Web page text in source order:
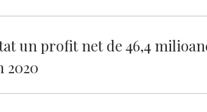
un profit net de 46,4
2020